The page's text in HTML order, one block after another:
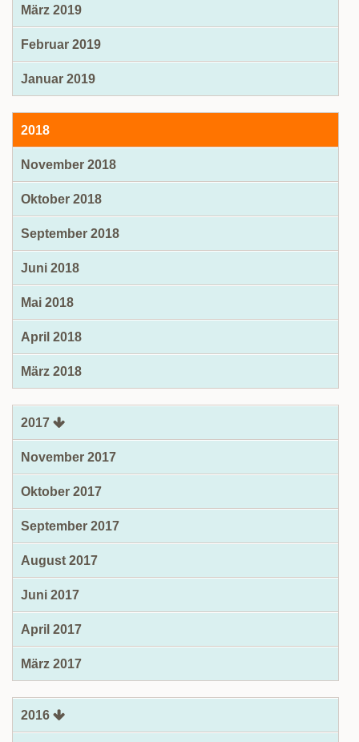
März 2019
Februar 2019
Januar 2019
2018
November 2018
Oktober 2018
September 2018
Juni 2018
Mai 2018
April 2018
März 2018
2017
November 2017
Oktober 2017
September 2017
August 2017
Juni 2017
April 2017
März 2017
2016